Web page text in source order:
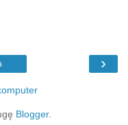
›
Blogger.